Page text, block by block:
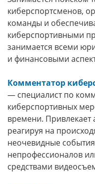
киберспортсменов,
команды и
киберспортивными
занимается всеми
и финансовыми
Комментатор
— специалист по
киберспортивных
времени. Привлекает
реагируя на
неочевидные
непрофессионалов
средствами